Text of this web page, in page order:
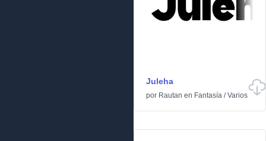
Juleha
por Rautan en Fantasía /Varios